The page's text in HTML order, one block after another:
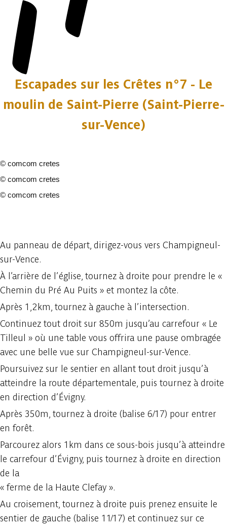
Escapades sur les Crêtes n°7 - Le
moulin de Saint-Pierre (Saint-Pierre-
sur-Vence)
© comcom cretes
© comcom cretes
© comcom cretes
Au panneau de départ, dirigez-vous vers Champigneul-
sur-Vence.
À l’arrière de l’église, tournez à droite pour prendre le «
Chemin du Pré Au Puits » et montez la côte.
Après 1,2km, tournez à gauche à l’intersection.
Continuez tout droit sur 850m jusqu’au carrefour « Le
Tilleul » où une table vous offrira une pause ombragée
avec une belle vue sur Champigneul-sur-Vence.
Poursuivez sur le sentier en allant tout droit jusqu’à
atteindre la route départementale, puis tournez à droite
en direction d’Évigny.
Après 350m, tournez à droite (balise 6/17) pour entrer
en forêt.
Parcourez alors 1km dans ce sous-bois jusqu’à atteindre
le carrefour d’Évigny, puis tournez à droite en direction
de la
« ferme de la Haute Clefay ».
Au croisement, tournez à droite puis prenez ensuite le
sentier de gauche (balise 11/17) et continuez sur ce